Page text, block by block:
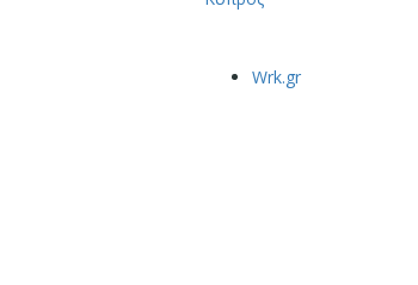
Wrk.gr